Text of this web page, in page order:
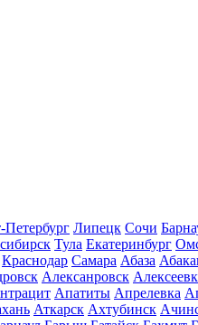
Петербург Липецк Сочи
Тула Екатеринбург
Краснодар Самара Абаза
Алексанровск
Апатиты Апрелевка
Аткарск Ахтубинск